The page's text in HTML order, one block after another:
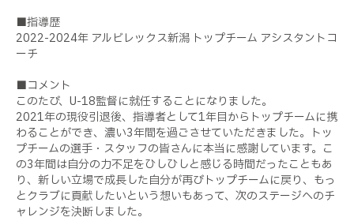
■指導歴
2022-2024年 アルビレックス新潟 トップチーム アシスタントコ
ーチ
■コメント
このたび、U-18監督に就任することになりました。
2021年の現役引退後、指導者として1年目からトップチームに携
わることができ、濃い3年間を過ごさせていただきました。トッ
プチームの選手・スタッフの皆さんに本当に感謝しています。こ
の3年間は自分の力不足をひしひしと感じる時間だったこともあ
り、新しい立場で成長した自分が再びトップチームに戻り、もっ
とクラブに貢献したいという想いもあって、次のステージへのチ
ャレンジを決断しました。